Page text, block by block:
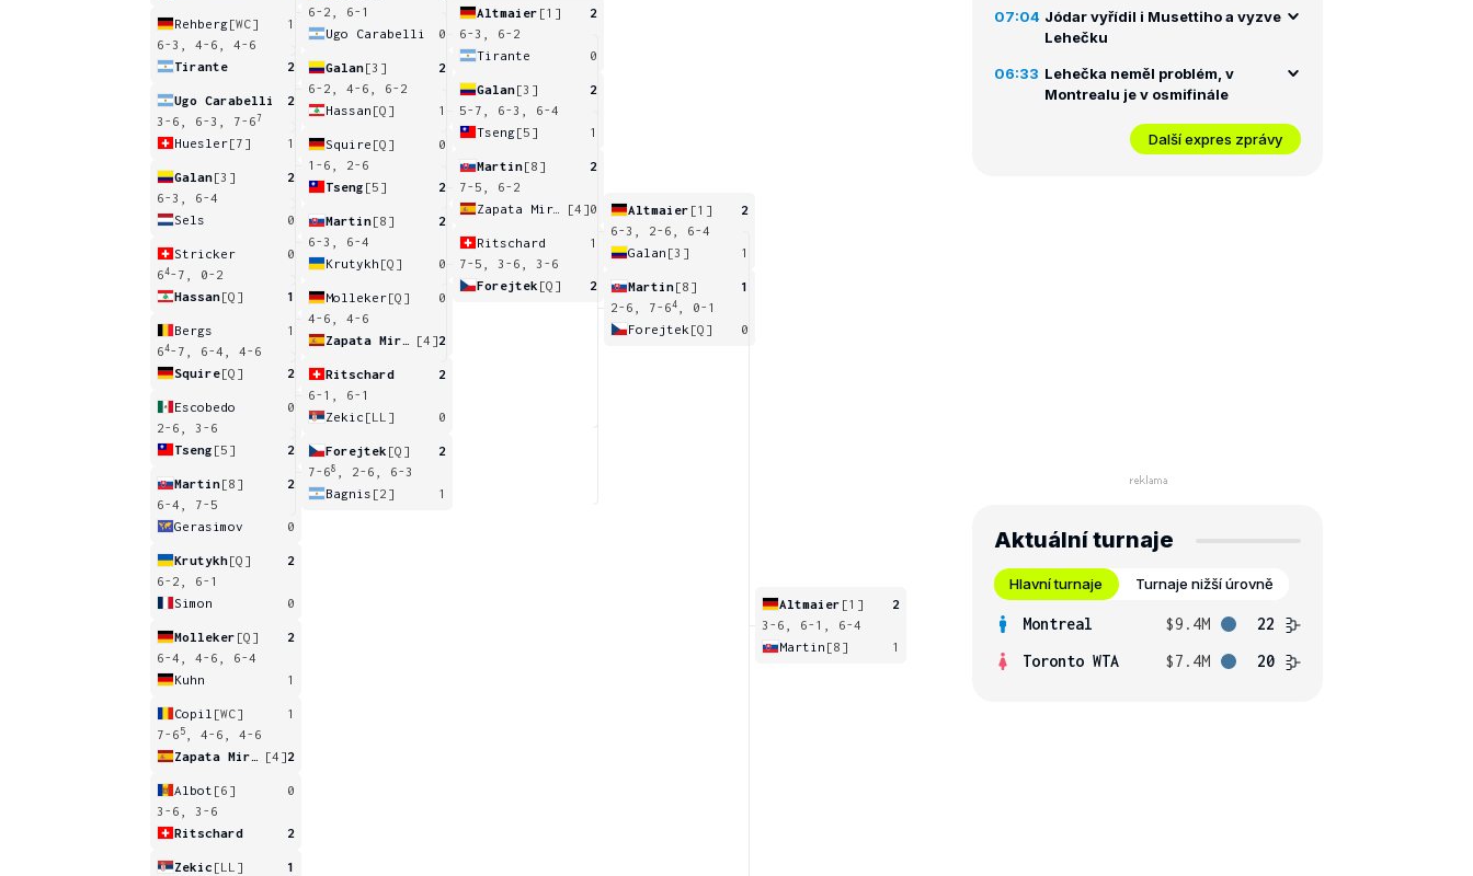
Rehberg[WC]
1
6-3, 4-6, 4-6
Tirante
2
Ugo Carabelli
2
3-6, 6-3, 7-67
Huesler[7] 1
Galan[3]
2
6-3, 6-4
Sels
0
Stricker
0
64-7, 0-2
Hassan[Q] 1
Bergs
1
64-7, 6-4, 4-6
Squire[Q] 2
Escobedo
0
2-6, 3-6
Tseng [5] 2
Martin[8]
2
6-4, 7-5
Gerasimov
0
Krutykh[Q]
2
6-2, 6-1
Simon
0
Molleker [Q]
2
6-4, 4-6, 6-4
Kuhn
1
Copil [WC]
1
7-6 5
, 4-6, 4-6
[4]2
Albot [6]
0
3-6, 3-6
Ritschard
2
Zekic [LL]
1
6-2, 6-1
Ugo Carabelli
0
Galan[3]
2
6-2, 4-6, 6-2
Hassan [Q] 1
Squire [Q]
0
1-6, 2-6
Tseng [5] 2
Martin[8]
2
6-3, 6-4
Krutykh [Q] 0
Molleker[Q]
0
4-6, 4-6
[4]2
Ritschard
2
6-1, 6-1
Zekic [LL] 0
Forejtek [Q]
2
7-68
, 2-6, 6-3
Bagnis [2] 1
Altmaier [1]
2
6-3, 6-2
Tirante
0
Galan[3]
2
5-7, 6-3, 6-4
Tseng[5] 1
Martin[8]
2
7-5, 6-2
[4]0
Ritschard
1
7-5, 3-6, 3-6
Forejtek [Q] 2
Altmaier [1]
2
6-3, 2-6, 6-4
Galan [3] 1
Martin[8]
1
2-6, 7-64
, 0-1
Forejtek [Q] 0
Altmaier [1]
2
3-6, 6-1, 6-4
Martin [8] 1
07:04 Jódar vyřídil i Musettiho a vyzve
Lehečku
06:33 Lehečka neměl problém, v
Montrealu je v osmifinále
Další expres zprávy
Aktuální turnaje
Hlavní turnaje Turnaje nižší úrovně
Montreal $9.4M
22
Toronto WTA
$7.4M 20